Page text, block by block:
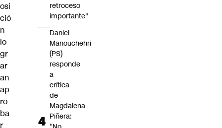
osi
ció
n
lo
gr
ar
an
ap
ro
ba
r
retroceso
importante"
Daniel
Manouchehri
(PS)
responde
a
crítica
de
Magdalena
Piñera: